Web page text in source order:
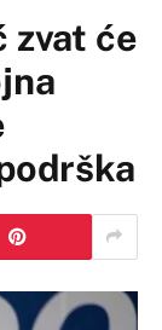
zvat će